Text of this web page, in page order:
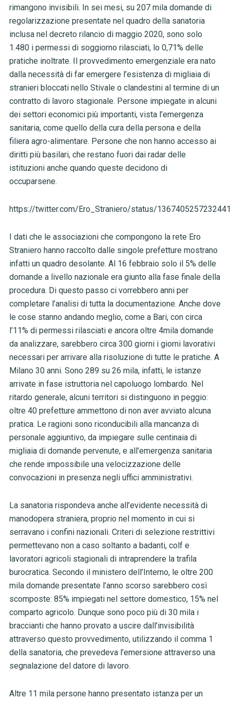
rimangono invisibili. In sei mesi, su 207 mila domande di
regolarizzazione presentate nel quadro della sanatoria
inclusa nel decreto rilancio di maggio 2020, sono solo
1.480 i permessi di soggiorno rilasciati, lo 0,71% delle
pratiche inoltrate. Il provvedimento emergenziale era nato
dalla necessità di far emergere l’esistenza di migliaia di
stranieri bloccati nello Stivale o clandestini al termine di un
contratto di lavoro stagionale. Persone impiegate in alcuni
dei settori economici più importanti, vista l’emergenza
sanitaria, come quello della cura della persona e della
filiera agro-alimentare. Persone che non hanno accesso ai
diritti più basilari, che restano fuori dai radar delle
istituzioni anche quando queste decidono di
occuparsene.
https://twitter.com/Ero_Straniero/status/
I dati che le associazioni che compongono la rete Ero
Straniero hanno raccolto dalle singole prefetture mostrano
infatti un quadro desolante. Al 16 febbraio solo il 5% delle
domande a livello nazionale era giunto alla fase finale della
procedura. Di questo passo ci vorrebbero anni per
completare l’analisi di tutta la documentazione. Anche dove
le cose stanno andando meglio, come a Bari, con circa
l’11% di permessi rilasciati e ancora oltre 4mila domande
da analizzare, sarebbero circa 300 giorni i giorni lavorativi
necessari per arrivare alla risoluzione di tutte le pratiche. A
Milano 30 anni. Sono 289 su 26 mila, infatti, le istanze
arrivate in fase istruttoria nel capoluogo lombardo. Nel
ritardo generale, alcuni territori si distinguono in peggio:
oltre 40 prefetture ammettono di non aver avviato alcuna
pratica. Le ragioni sono riconducibili alla mancanza di
personale aggiuntivo, da impiegare sulle centinaia di
migliaia di domande pervenute, e all’emergenza sanitaria
che rende impossibile una velocizzazione delle
convocazioni in presenza negli uffici amministrativi.
La sanatoria rispondeva anche all’evidente necessità di
manodopera straniera, proprio nel momento in cui si
serravano i confini nazionali. Criteri di selezione restrittivi
permettevano non a caso soltanto a badanti, colf e
lavoratori agricoli stagionali di intraprendere la trafila
burocratica. Secondo il ministero dell’Interno, le oltre 200
mila domande presentate l’anno scorso sarebbero così
scomposte: 85% impiegati nel settore domestico, 15% nel
comparto agricolo. Dunque sono poco più di 30 mila i
braccianti che hanno provato a uscire dall’invisibilità
attraverso questo provvedimento, utilizzando il comma 1
della sanatoria, che prevedeva l’emersione attraverso una
segnalazione del datore di lavoro.
Altre 11 mila persone hanno presentato istanza per un